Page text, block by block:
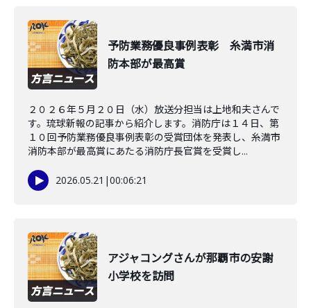
予防業務優良事例表彰 糸満市消
防本部が最高賞
２０２６年５月２０日（水）放送分担当は上地和夫さんで
す。琉球新報の記事から紹介します。消防庁は１４日、第
１０回予防業務優良事例表彰の受賞団体を発表し、糸満市
消防本部が最高賞にあたる消防庁長官賞を受賞し...
2026.05.21 |00:06:21
アジャコングさんが那覇市の安謝
小学校を訪問